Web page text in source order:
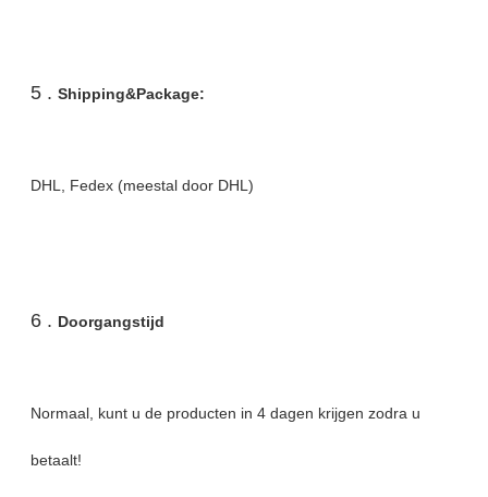
5 . Shipping&Package:
DHL, Fedex (meestal door DHL)
6 . Doorgangstijd
Normaal, kunt u de producten in 4 dagen krijgen zodra u
betaalt!